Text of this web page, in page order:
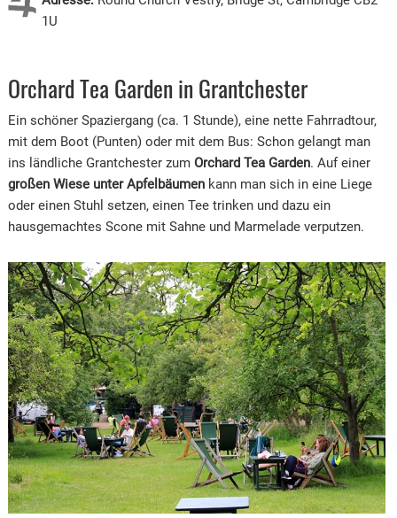
1U
Orchard Tea Garden in Grantchester
Ein schöner Spaziergang (ca. 1 Stunde), eine nette Fahrradtour,
mit dem Boot (Punten) oder mit dem Bus: Schon gelangt man
ins ländliche Grantchester zum Orchard Tea Garden. Auf einer
großen Wiese unter Apfelbäumenkann man sich in eine Liege
oder einen Stuhl setzen, einen Tee trinken und dazu ein
hausgemachtes Scone mit Sahne und Marmelade verputzen.